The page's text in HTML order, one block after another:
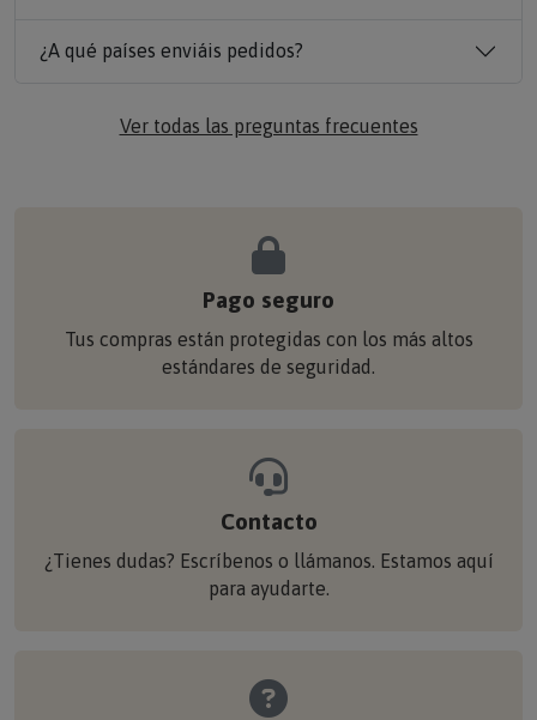
¿A qué países enviáis pedidos?
Ver todas las preguntas frecuentes
Pago seguro
Tus compras están protegidas con los más altos
estándares de seguridad.
Contacto
¿Tienes dudas? Escríbenos o llámanos. Estamos aquí
para ayudarte.